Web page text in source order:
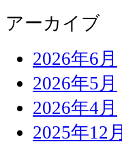
アーカイブ
2026年6月
2026年5月
2026年4月
2025年12月